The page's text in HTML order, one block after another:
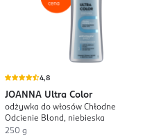
4,8
JOANNA Ultra Color
odżywka do włosów Chłodne
Odcienie Blond, niebieska
250 g